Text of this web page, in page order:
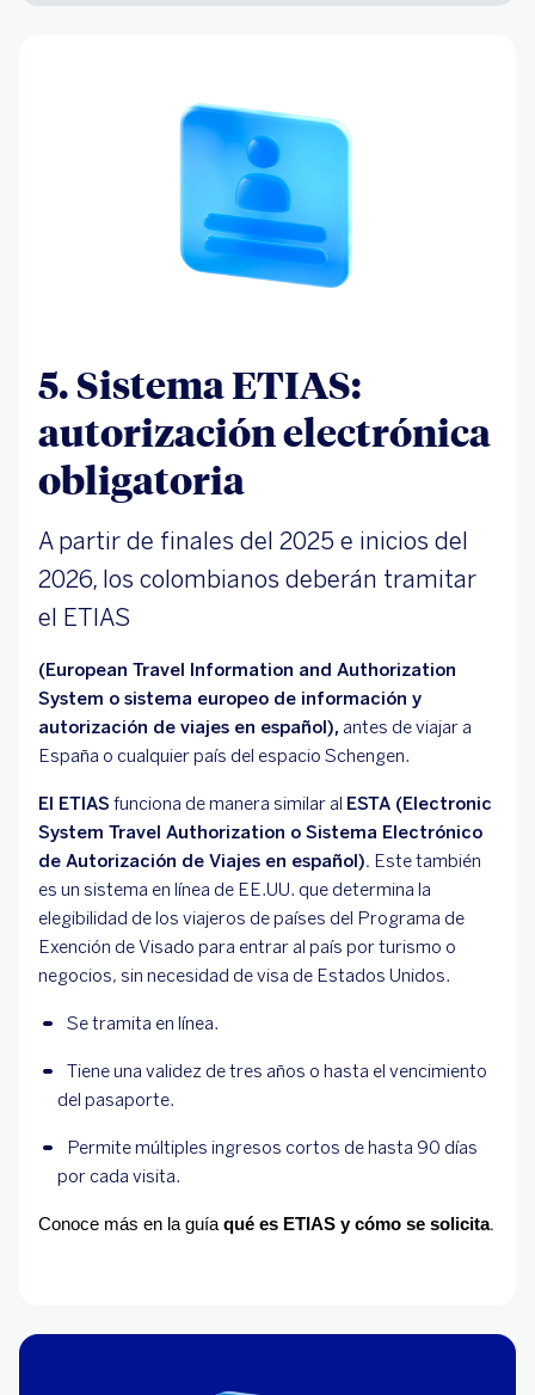
5. Sistema ETIAS:
autorización electrónica
obligatoria
A partir de finales del 2025 e inicios del
2026, los colombianos deberán tramitar
el ETIAS
(European Travel Information and Authorization
System o sistema europeo de información y
autorización de viajes en español), antes de viajar a
España o cualquier país del espacio Schengen.
El ETIAS funciona de manera similar al ESTA (Electronic
System Travel Authorization o Sistema Electrónico
de Autorización de Viajes en español). Este también
es un sistema en línea de EE.UU. que determina la
elegibilidad de los viajeros de países del Programa de
Exención de Visado para entrar al país por turismo o
negocios, sin necesidad de visa de Estados Unidos.
Se tramita en línea.
Tiene una validez de tres años o hasta el vencimiento
del pasaporte.
Permite múltiples ingresos cortos de hasta 90 días
por cada visita.
Conoce más en la guía qué es ETIAS y cómo se solicita.